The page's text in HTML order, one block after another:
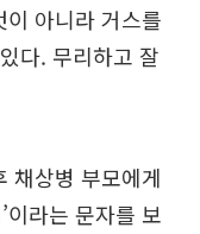
아니라 거스를
다. 무리하고 잘
채상병 부모에게
이라는 문자를 보